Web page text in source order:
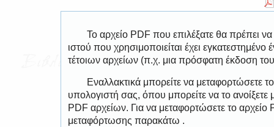
Το αρχείο PDF που επιλέξατε θα πρέπει
ιστού που χρησιμοποιείται έχει
τέτοιων αρχείων (π.χ. μια πρόσφατη έκδοση
Εναλλακτικά μπορείτε να μεταφορτώσετε
υπολογιστή σας, όπου μπορείτε να το
PDF αρχείων. Για να μεταφορτώσετε το
μεταφόρτωσης παρακάτω .